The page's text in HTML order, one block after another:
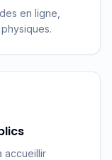
en ligne,
accueillir